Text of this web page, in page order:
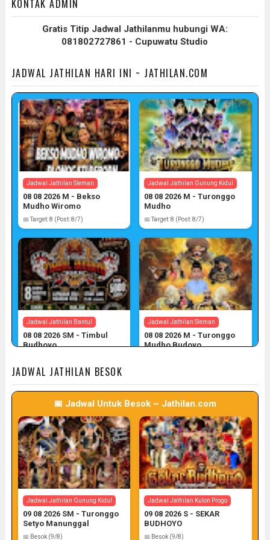
KONTAK ADMIN
Gratis Titip Jadwal Jathilanmu hubungi WA:
081802727861 - Cupuwatu Studio
JADWAL JATHILAN HARI INI ~ JATHILAN.COM
Jadwal Jathilan Sleman
08 08 2026 M - Bekso
Mudho Wiromo
📅 Target: 8 (Post: 8/7)
Jadwal Jathilan Gunung Kidul
08 08 2026 M - Turonggo
Mudho
📅 Target: 8 (Post: 8/7)
Jadwal Jathilan Bantul
08 08 2026 SM - Timbul
Budhoyo
Jadwal Jathilan Sleman
08 08 2026 M - Turonggo
Mudho Budoyo
Jadwal Jathilan Sleman
08 08 2026 M - Klaras Anom
Sembrani
📅 Target: 8 (Post: 8/7)
Jadwal Jathilan Gunung Kidul
08 08 2026 S - Sekar
Kinasih
📅 Target: 8 (Post: 8/7)
JADWAL JATHILAN BESOK
📅 Jadwal Untuk Besok ~ Jathilan.com
Jadwal Jathilan Gunung Kidul
09 08 2026 SM - Turonggo
Setyo Manunggal
📅 Besok (9/8)
Jadwal Jathilan Kulon Progo
09 08 2026 S - SEKAR
BUDHOYO
📅 Besok (9/8)